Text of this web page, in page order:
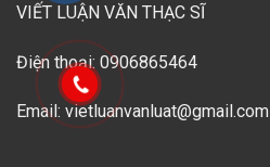
VIẾT LUẬN VĂN THẠC SĨ
Điện thoại: 0906865464
Email: vietluanvanluat@gmail.com